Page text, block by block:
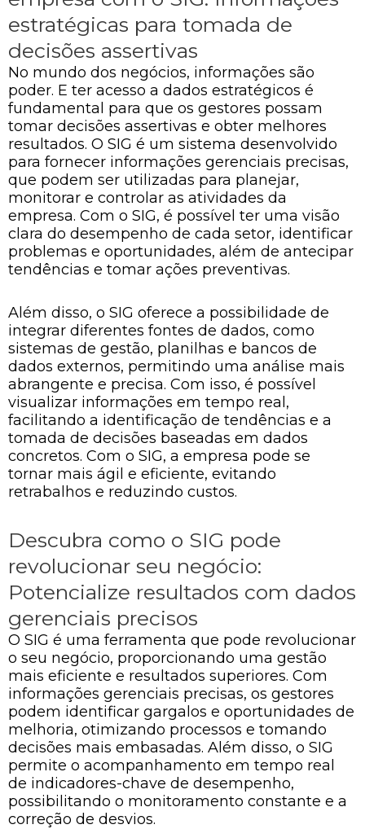
estratégicas para tomada de
decisões assertivas
No mundo dos negócios, informações são
poder. E ter acesso a dados estratégicos é
fundamental para que os gestores possam
tomar decisões assertivas e obter melhores
resultados. O SIG é um sistema desenvolvido
para fornecer informações gerenciais precisas,
que podem ser utilizadas para planejar,
monitorar e controlar as atividades da
empresa. Com o SIG, é possível ter uma visão
clara do desempenho de cada setor, identificar
problemas e oportunidades, além de antecipar
tendências e tomar ações preventivas.
Além disso, o SIG oferece a possibilidade de
integrar diferentes fontes de dados, como
sistemas de gestão, planilhas e bancos de
dados externos, permitindo uma análise mais
abrangente e precisa. Com isso, é possível
visualizar informações em tempo real,
facilitando a identificação de tendências e a
tomada de decisões baseadas em dados
concretos. Com o SIG, a empresa pode se
tornar mais ágil e eficiente, evitando
retrabalhos e reduzindo custos.
Descubra como o SIG pode
revolucionar seu negócio:
Potencialize resultados com dados
gerenciais precisos
O SIG é uma ferramenta que pode revolucionar
o seu negócio, proporcionando uma gestão
mais eficiente e resultados superiores. Com
informações gerenciais precisas, os gestores
podem identificar gargalos e oportunidades de
melhoria, otimizando processos e tomando
decisões mais embasadas. Além disso, o SIG
permite o acompanhamento em tempo real
de indicadores-chave de desempenho,
possibilitando o monitoramento constante e a
correção de desvios.